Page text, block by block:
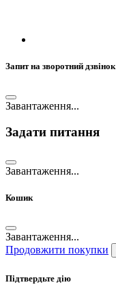
Запит на зворотний дзвінок
Завантаження...
Задати питання
Завантаження...
Кошик
Завантаження...
Продовжити покупки
Підтвердьте дію